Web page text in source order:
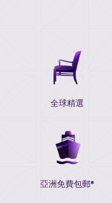
全球精選
亞洲免費包郵*